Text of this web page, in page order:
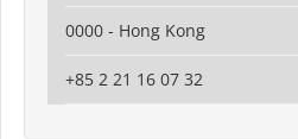
0000 - Hong Kong
+85 2 21 16 07 32